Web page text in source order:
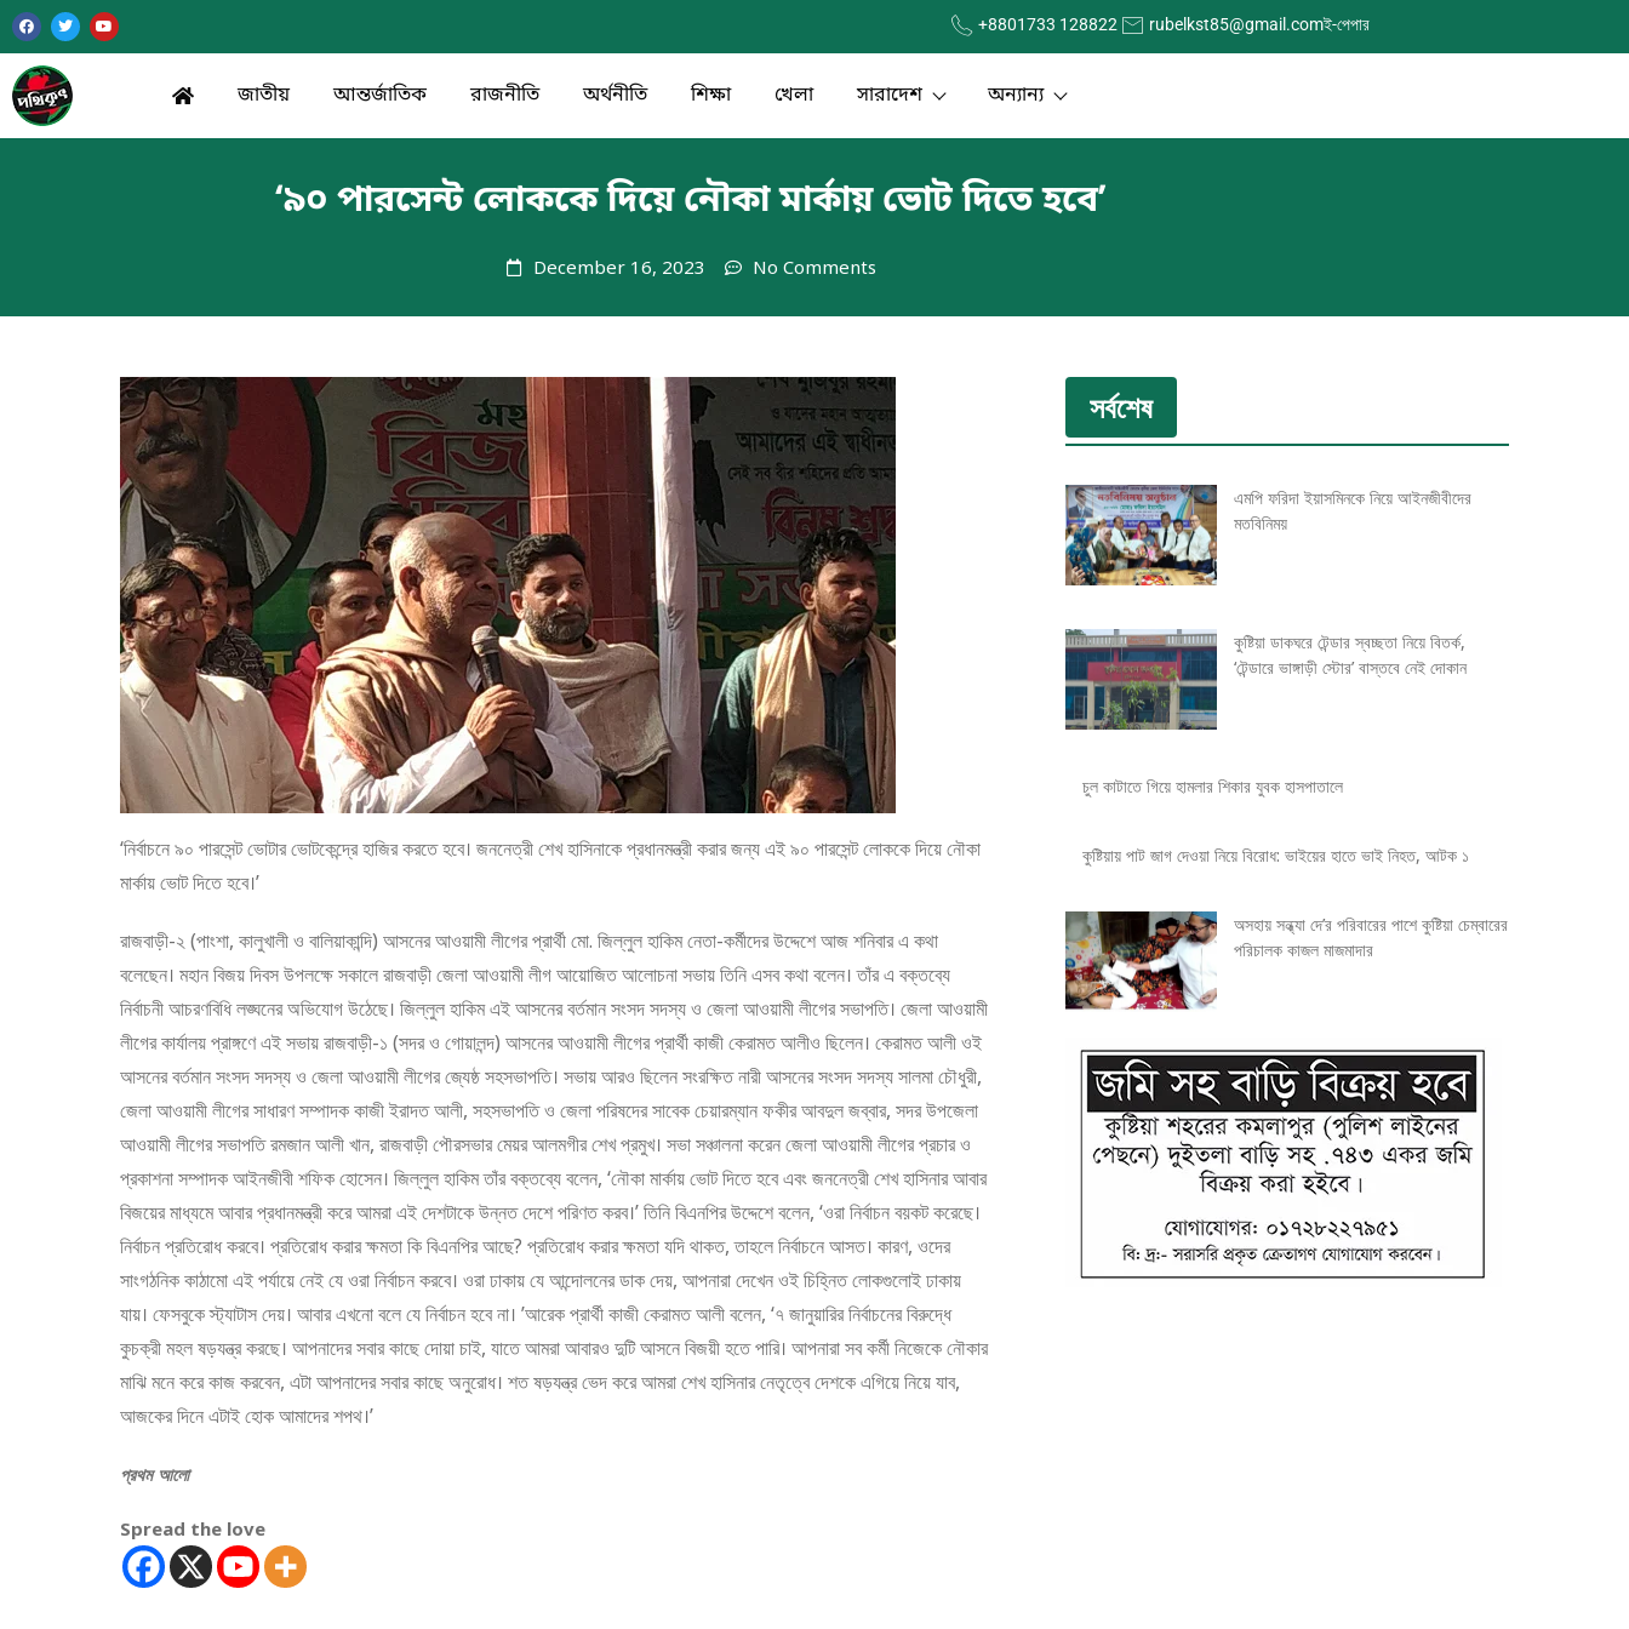
+8801733 128822 rubelkst85@gmail.comই-পেপার
জাতীয় আন্তর্জাতিক রাজনীতি অর্থনীতি শিক্ষা খেলা সারাদেশ অন্যান্য
‘৯০ পারসেন্ট লোককে দিয়ে নৌকা মার্কায় ভোট দিতে হবে’
December 16, 2023 No Comments
‘নির্বাচনে ৯০ পারসেন্ট ভোটার ভোটকেন্দ্রে হাজির করতে হবে। জননেত্রী শেখ হাসিনাকে প্রধানমন্ত্রী করার জন্য এই ৯০ পারসেন্ট লোককে দিয়ে নৌকা
মার্কায় ভোট দিতে হবে।’
রাজবাড়ী-২ (পাংশা, কালুখালী ও বালিয়াকান্দি) আসনের আওয়ামী লীগের প্রার্থী মো. জিল্লুল হাকিম নেতা-কর্মীদের উদ্দেশে আজ শনিবার এ কথা
বলেছেন। মহান বিজয় দিবস উপলক্ষে সকালে রাজবাড়ী জেলা আওয়ামী লীগ আয়োজিত আলোচনা সভায় তিনি এসব কথা বলেন। তাঁর এ বক্তব্যে
নির্বাচনী আচরণবিধি লঙ্ঘনের অভিযোগ উঠেছে। জিল্লুল হাকিম এই আসনের বর্তমান সংসদ সদস্য ও জেলা আওয়ামী লীগের সভাপতি। জেলা আওয়ামী
লীগের কার্যালয় প্রাঙ্গণে এই সভায় রাজবাড়ী-১ (সদর ও গোয়ালন্দ) আসনের আওয়ামী লীগের প্রার্থী কাজী কেরামত আলীও ছিলেন। কেরামত আলী ওই
আসনের বর্তমান সংসদ সদস্য ও জেলা আওয়ামী লীগের জ্যেষ্ঠ সহসভাপতি। সভায় আরও ছিলেন সংরক্ষিত নারী আসনের সংসদ সদস্য সালমা চৌধুরী,
জেলা আওয়ামী লীগের সাধারণ সম্পাদক কাজী ইরাদত আলী, সহসভাপতি ও জেলা পরিষদের সাবেক চেয়ারম্যান ফকীর আবদুল জব্বার, সদর উপজেলা
আওয়ামী লীগের সভাপতি রমজান আলী খান, রাজবাড়ী পৌরসভার মেয়র আলমগীর শেখ প্রমুখ। সভা সঞ্চালনা করেন জেলা আওয়ামী লীগের প্রচার ও
প্রকাশনা সম্পাদক আইনজীবী শফিক হোসেন। জিল্লুল হাকিম তাঁর বক্তব্যে বলেন, ‘নৌকা মার্কায় ভোট দিতে হবে এবং জননেত্রী শেখ হাসিনার আবার
বিজয়ের মাধ্যমে আবার প্রধানমন্ত্রী করে আমরা এই দেশটাকে উন্নত দেশে পরিণত করব।’ তিনি বিএনপির উদ্দেশে বলেন, ‘ওরা নির্বাচন বয়কট করেছে।
নির্বাচন প্রতিরোধ করবে। প্রতিরোধ করার ক্ষমতা কি বিএনপির আছে? প্রতিরোধ করার ক্ষমতা যদি থাকত, তাহলে নির্বাচনে আসত। কারণ, ওদের
সাংগঠনিক কাঠামো এই পর্যায়ে নেই যে ওরা নির্বাচন করবে। ওরা ঢাকায় যে আন্দোলনের ডাক দেয়, আপনারা দেখেন ওই চিহ্নিত লোকগুলোই ঢাকায়
যায়। ফেসবুকে স্ট্যাটাস দেয়। আবার এখনো বলে যে নির্বাচন হবে না। ’আরেক প্রার্থী কাজী কেরামত আলী বলেন, ‘৭ জানুয়ারির নির্বাচনের বিরুদ্ধে
কুচক্রী মহল ষড়যন্ত্র করছে। আপনাদের সবার কাছে দোয়া চাই, যাতে আমরা আবারও দুটি আসনে বিজয়ী হতে পারি। আপনারা সব কর্মী নিজেকে নৌকার
মাঝি মনে করে কাজ করবেন, এটা আপনাদের সবার কাছে অনুরোধ। শত ষড়যন্ত্র ভেদ করে আমরা শেখ হাসিনার নেতৃত্বে দেশকে এগিয়ে নিয়ে যাব,
আজকের দিনে এটাই হোক আমাদের শপথ।’
প্রথম আলো
Spread the love
সর্বশেষ
এমপি ফরিদা ইয়াসমিনকে নিয়ে আইনজীবীদের
মতবিনিময়
কুষ্টিয়া ডাকঘরে টেন্ডার স্বচ্ছতা নিয়ে বিতর্ক,
‘টেন্ডারে ভাঙ্গাড়ী স্টোর’ বাস্তবে নেই দোকান
চুল কাটাতে গিয়ে হামলার শিকার যুবক হাসপাতালে
কুষ্টিয়ায় পাট জাগ দেওয়া নিয়ে বিরোধ: ভাইয়ের হাতে ভাই নিহত, আটক ১
অসহায় সন্ধ্যা দে’র পরিবারের পাশে কুষ্টিয়া চেম্বারের
পরিচালক কাজল মাজমাদার